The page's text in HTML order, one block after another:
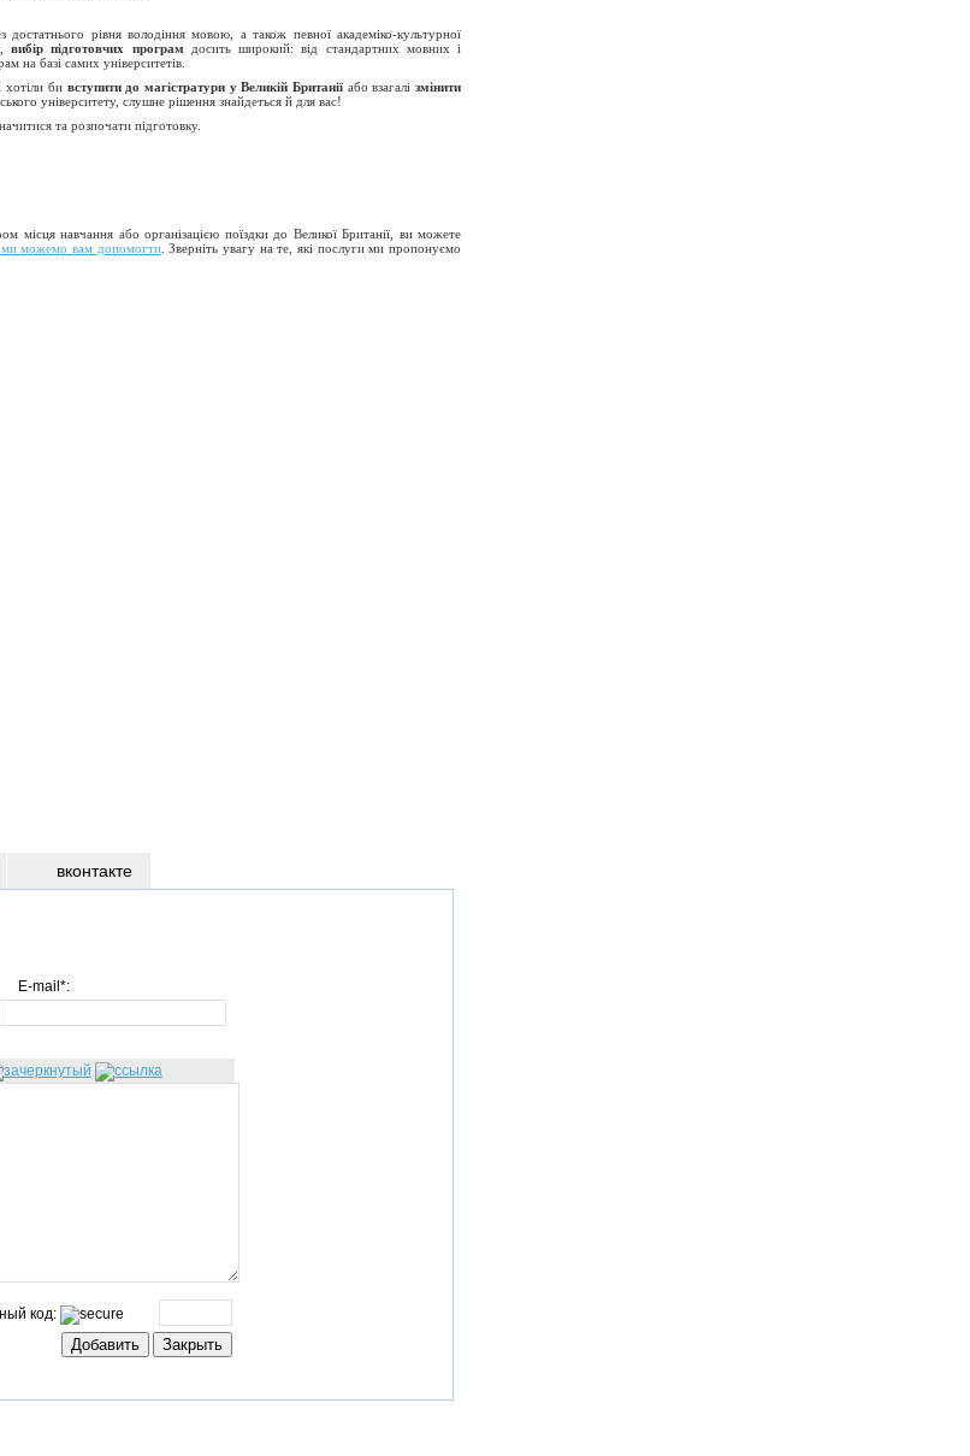
рівня володіння мовою, а також певної академіко-культурної
вибір підготовчих програм досить широкий: від стандартних мовних і
на базі самих університетів.
хотіли би вступити до магістратури у Великій Британіїабо взагалізмінити
університету, слушне рішення знайдеться й для вас!
та розпочати підготовку.
місця навчання або організацією поїздки до Великої Британії, ви можете
ми можемо вам допомогти. Зверніть увагу на те, які послуги ми пропонуємо
E-mail*:
код:
вконтакте